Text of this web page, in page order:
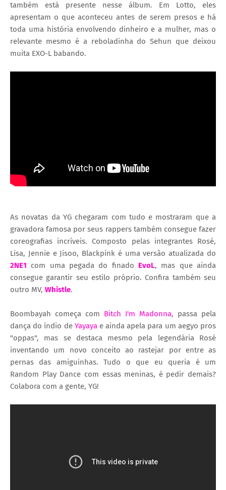
também está presente nesse álbum. Em Lotto, eles
apresentam o que aconteceu antes de serem presos e há
toda uma história envolvendo dinheiro e a mulher, mas o
relevante mesmo é a reboladinha do Sehun que deixou
muita EXO-L babando.
As novatas da YG chegaram com tudo e mostraram que a
gravadora famosa por seus rappers também consegue fazer
coreografias incríveis. Composto pelas integrantes Rosé,
Lisa, Jennie e Jisoo, Blackpink é uma versão atualizada do
2NE1 com uma pegada do finado EvoL, mas que ainda
consegue garantir seu estilo próprio. Confira também seu
outro MV, Whistle.
Boombayah começa com Bitch I'm Madonna, passa pela
dança do índio de Yayayae ainda apela para um aegyo pros
"oppas", mas se destaca mesmo pela legendária Rosé
inventando um novo conceito ao rastejar por entre as
pernas das amiguinhas. Tudo o que eu queria é um
Random Play Dance com essas meninas, é pedir demais?
Colabora com a gente, YG!